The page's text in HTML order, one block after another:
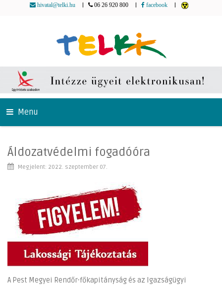
hivatal@telki.hu 06 26 920 800 facebook
Menu
Áldozatvédelmi fogadóóra
Megjelent: 2022. szeptember 07.
A Pest Megyei Rendőr-főkapitányság és az Igazságügyi